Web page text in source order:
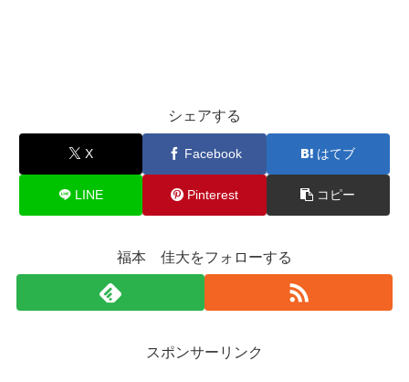
シェアする
X Facebook はてブ
LINE Pinterest コピー
福本 佳大をフォローする
スポンサーリンク